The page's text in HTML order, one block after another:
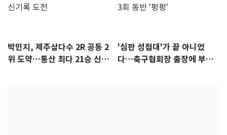
박민지, 제주삼다수 2R 공동 2
위 도약…통산 최다 21승 신기
'심판 성접대'가 끝 아니었
다…축구협회장 출장에 부인